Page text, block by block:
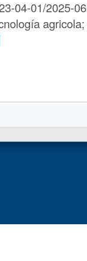
04-01/2025-